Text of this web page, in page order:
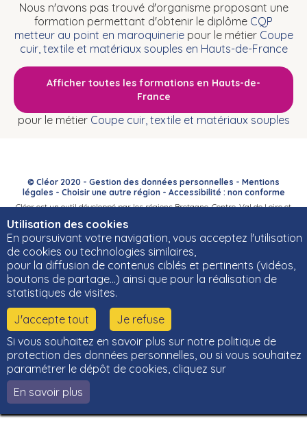
Utilisation des cookies
En poursuivant votre navigation, vous acceptez l'utilisation
de cookies ou technologies similaires,
pour la diffusion de contenus ciblés et pertinents (vidéos,
boutons de partage…) ainsi que pour la réalisation de
statistiques de visites.
J'accepte tout
Je refuse
Si vous souhaitez en savoir plus sur notre politique de
protection des données personnelles, ou si vous souhaitez
paramétrer le dépôt de cookies, cliquez sur
En savoir plus
Nous n'avons pas trouvé d'organisme proposant une
formation permettant d'obtenir le diplôme CQP
metteur au point en maroquineriepour le métier Coupe
cuir, textile et matériaux souples en Hauts-de-France
Afficher toutes les formations en Hauts-de-
France
pour le métier Coupe cuir, textile et matériaux souples
© Cléor 2020 - Gestion des données personnelles - Mentions
légales - Choisir une autre région- Accessibilité : non conforme
Cléor est un outil développé par les régions Bretagne, Centre-Val de Loire et